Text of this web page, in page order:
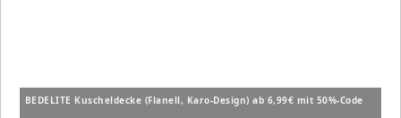
BEDELITE Kuscheldecke (Flanell, Karo-Design) ab 6,99€ mit 50%-Code